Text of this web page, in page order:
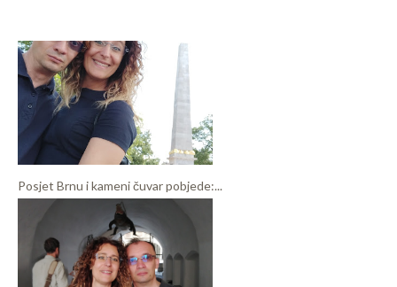
Posjet Brnu i kameni čuvar pobjede:...